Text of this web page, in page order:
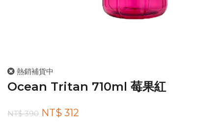
熱銷補貨中
Ocean Tritan 710ml 莓果紅
NT$ 390 NT$ 312